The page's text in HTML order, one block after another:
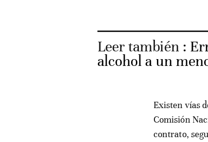
Leer también :
alcohol a un
Existen vías
Comisión
contrato,